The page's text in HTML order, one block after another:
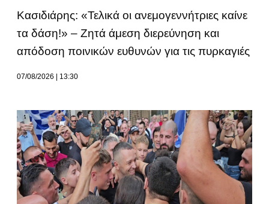
Κασιδιάρης: «Τελικά οι ανεμογεννήτριες καίνε
τα δάση!» – Ζητά άμεση διερεύνηση και
απόδοση ποινικών ευθυνών για τις πυρκαγιές
07/08/2026 13:30